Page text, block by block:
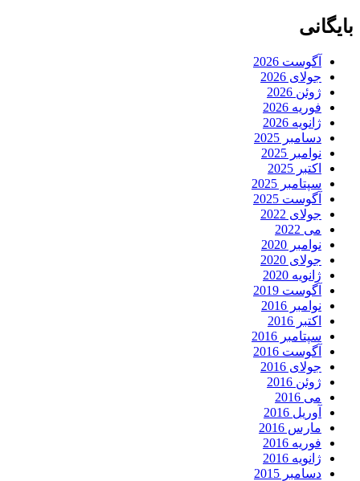
بایگانی
آگوست 2026
جولای 2026
ژوئن 2026
فوریه 2026
ژانویه 2026
دسامبر 2025
نوامبر 2025
اکتبر 2025
سپتامبر 2025
آگوست 2025
جولای 2022
می 2022
نوامبر 2020
جولای 2020
ژانویه 2020
آگوست 2019
نوامبر 2016
اکتبر 2016
سپتامبر 2016
آگوست 2016
جولای 2016
ژوئن 2016
می 2016
آوریل 2016
مارس 2016
فوریه 2016
ژانویه 2016
دسامبر 2015